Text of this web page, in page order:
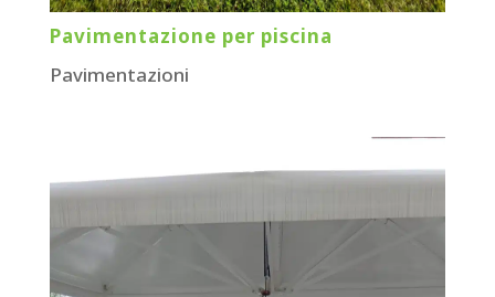
Pavimentazione per piscina
Pavimentazioni